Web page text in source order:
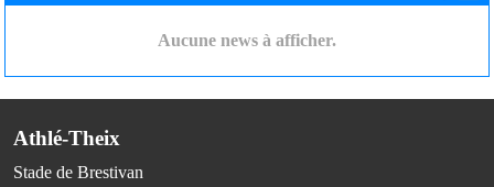
Aucune news à afficher.
Athlé-Theix
Stade de Brestivan